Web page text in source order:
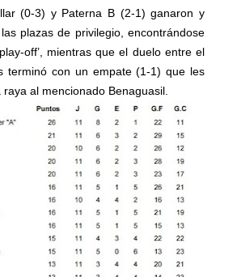
(0-3) y Paterna B (2-1) ganaron y
plazas de privilegio, encontrándose
off’, mientras que el duelo entre el
terminó con un empate (1-1) que les
al mencionado Benaguasil.